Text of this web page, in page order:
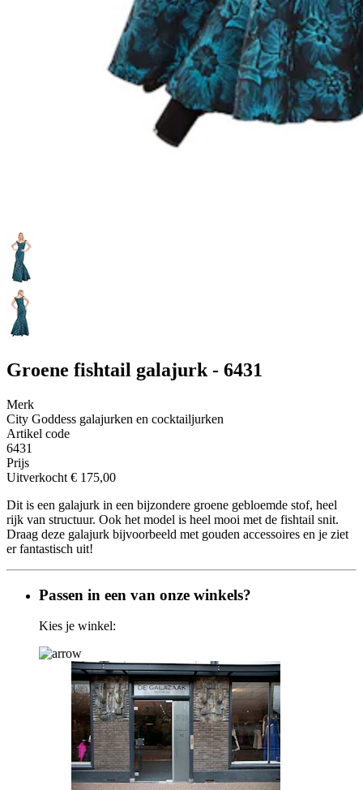
Groene fishtail galajurk - 6431
Merk
City Goddess galajurken en cocktailjurken
Artikel code
6431
Prijs
Uitverkocht € 175,00
Dit is een galajurk in een bijzondere groene gebloemde stof, heel
rijk van structuur. Ook het model is heel mooi met de fishtail snit.
Draag deze galajurk bijvoorbeeld met gouden accessoires en je ziet
er fantastisch uit!
Passen in een van onze winkels?
Kies je winkel: